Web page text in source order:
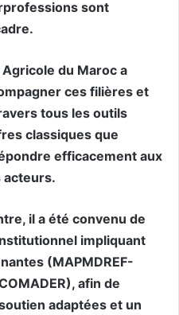
sont
du Maroc a
ces filières et
tous les outils
classiques que
efficacement aux
acteurs.
il a été convenu de
impliquant
(MAPMDREF-
afin de
adaptées et un